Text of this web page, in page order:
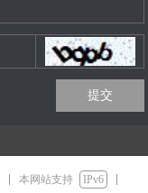
提交
本网站支持
IPv6